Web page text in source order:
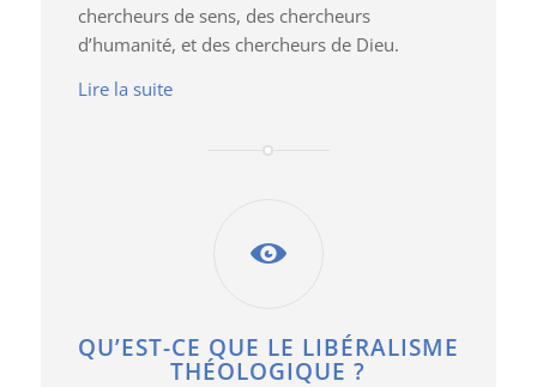
chercheurs de sens, des chercheurs
d’humanité, et des chercheurs de Dieu.
Lire la suite
QU’EST-CE QUE LE LIBÉRALISME
THÉOLOGIQUE ?